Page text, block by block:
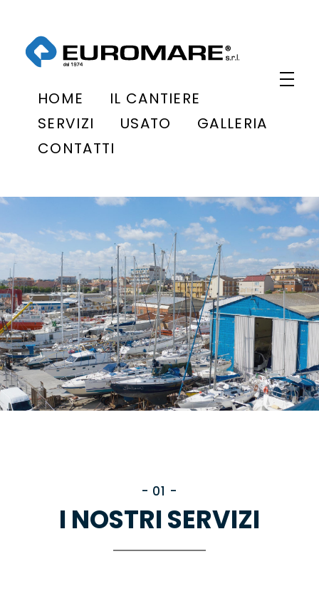
HOME
IL CANTIERE
SERVIZI
USATO
GALLERIA
CONTATTI
- 01 -
I NOSTRI SERVIZI